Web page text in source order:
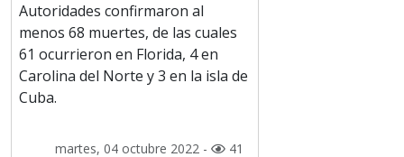
Autoridades confirmaron al
menos 68 muertes, de las cuales
61 ocurrieron en Florida, 4 en
Carolina del Norte y 3 en la isla de
Cuba.
martes, 04 octubre 2022 - 41